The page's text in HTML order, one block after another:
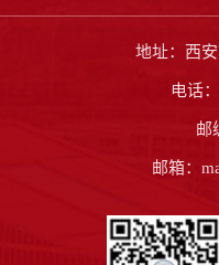
地址：西
电话
邮
邮箱：